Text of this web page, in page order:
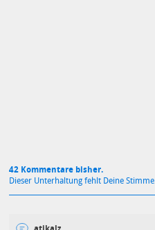
42 Kommentare bisher.
Dieser Unterhaltung fehlt Deine Stimme.